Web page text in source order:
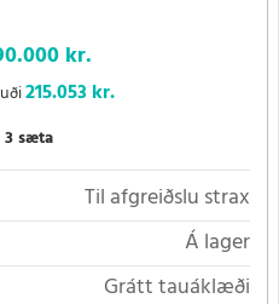
kr.
215.053 kr.
3 sæta
Til afgreiðslu strax
Á lager
Grátt tauáklæði